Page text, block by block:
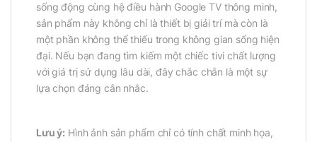
sống động cùng hệ điều hành Google TV thông minh,
sản phẩm này không chỉ là thiết bị giải trí mà còn là
một phần không thể thiếu trong không gian sống hiện
đại. Nếu bạn đang tìm kiếm một chiếc tivi chất lượng
với giá trị sử dụng lâu dài, đây chắc chắn là một sự
lựa chọn đáng cân nhắc.
Lưu ý: Hình ảnh sản phẩm chỉ có tính chất minh họa,